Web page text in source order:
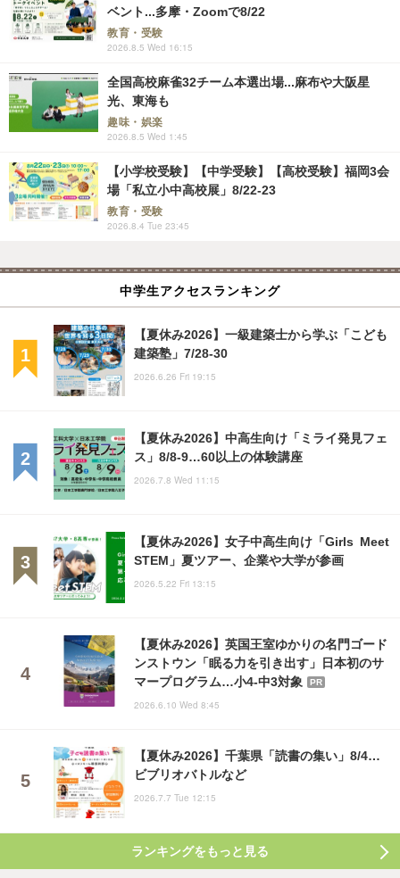
ベント...多摩・Zoomで8/22
教育・受験
2026.8.5 Wed 16:15
全国高校麻雀32チーム本選出場...麻布や大阪星
光、東海も
趣味・娯楽
2026.8.5 Wed 1:45
【小学校受験】【中学受験】【高校受験】福岡3会
場「私立小中高校展」8/22-23
教育・受験
2026.8.4 Tue 23:45
中学生アクセスランキング
【夏休み2026】一級建築士から学ぶ「こども
建築塾」7/28-30
2026.6.26 Fri 19:15
【夏休み2026】中高生向け「ミライ発見フェ
ス」8/8-9…60以上の体験講座
2026.7.8 Wed 11:15
【夏休み2026】女子中高生向け「Girls Meet
STEM」夏ツアー、企業や大学が参画
2026.5.22 Fri 13:15
【夏休み2026】英国王室ゆかりの名門ゴード
ンストウン「眠る力を引き出す」日本初のサ
マープログラム…小4-中3対象
PR
2026.6.10 Wed 8:45
【夏休み2026】千葉県「読書の集い」8/4…
ビブリオバトルなど
2026.7.7 Tue 12:15
ランキングをもっと見る